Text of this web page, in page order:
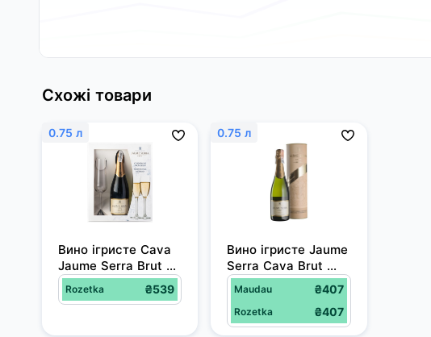
Схожі товари
0.75 л
Вино ігристе Cava
Jaume Serra Brut
J.Garcia Carrion
біле брют 0.75 л
Rozetka ₴539
0.75 л
Вино ігристе Jaume
Serra Cava Brut
біле сухе 0.75 л
11.5% у тубусі
Maudau ₴407
Rozetka ₴407